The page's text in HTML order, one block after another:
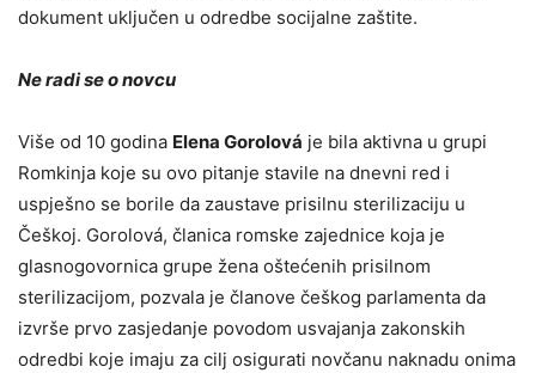
dokument uključen u odredbe socijalne zaštite.
Ne radi se o novcu
Više od 10 godina Elena Gorolová je bila aktivna u grupi
Romkinja koje su ovo pitanje stavile na dnevni red i
uspješno se borile da zaustave prisilnu sterilizaciju u
Češkoj. Gorolová, članica romske zajednice koja je
glasnogovornica grupe žena oštećenih prisilnom
sterilizacijom, pozvala je članove češkog parlamenta da
izvrše prvo zasjedanje povodom usvajanja zakonskih
odredbi koje imaju za cilj osigurati novčanu naknadu onima